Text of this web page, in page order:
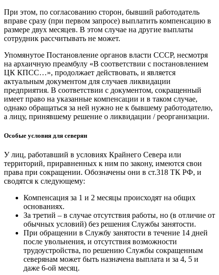
При этом, по согласованию сторон, бывший работодатель
вправе сразу (при первом запросе) выплатить компенсацию в
размере двух месяцев. В этом случае на другие выплаты
сотрудник рассчитывать не может.
Упомянутое Постановление органов власти СССР, несмотря
на архаичную преамбулу «В соответствии с постановлением
ЦК КПСС…», продолжает действовать, и является
актуальным документом для случаев ликвидации
предприятия. В соответствии с документом, сокращенный
имеет право на указанные компенсации и в таком случае,
однако обращаться за ней нужно не к бывшему работодателю,
а лицу, принявшему решение о ликвидации / реорганизации.
Особые условия для северян
У лиц, работавший в условиях Крайнего Севера или
территорий, приравненных к ним по закону, имеются свои
права при сокращении. Обозначены они в ст.318 ТК РФ, и
сводятся к следующему:
Компенсация за 1 и 2 месяцы происходят на общих
основаниях.
За третий – в случае отсутствия работы, но (в отличие от
обычных условий) без решения Службы занятости.
При обращении в Службу занятости в течение 14 дней
после увольнения, и отсутствия возможности
трудоустройства, по решению Службы сокращенным
северянам может быть назначена выплата и за 4, 5 и
даже 6-ой месяц.